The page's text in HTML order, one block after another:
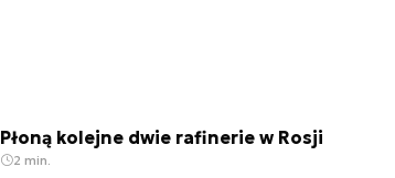
Płoną kolejne dwie rafinerie w Rosji
2 min.